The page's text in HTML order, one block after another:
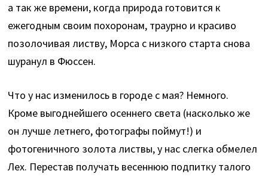
а так же времени, когда природа готовится к
ежегодным своим похоронам, траурно и красиво
позолочивая листву, Морса с низкого старта снова
шуранул в Фюссен.
Что у нас изменилось в городе с мая? Немного.
Кроме выгоднейшего осеннего света (насколько же
он лучше летнего, фотографы поймут!) и
фотогеничного золота листвы, у нас слегка обмелел
Лех. Перестав получать весеннюю подпитку талого